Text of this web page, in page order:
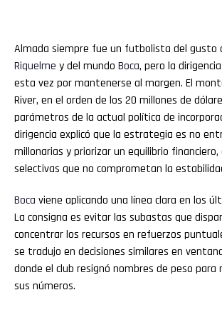
Almada siempre fue un futbolista del gusto
Riquelme y del mundo Boca, pero la
esta vez por mantenerse al margen. El
River, en el orden de los 20 millones de
parámetros de la actual política de
dirigencia explicó que la estrategia es no
millonarias y priorizar un equilibrio financiero,
selectivas que no comprometan la
Boca viene aplicando una línea clara en los
La consigna es evitar las subastas que
concentrar los recursos en refuerzos
se tradujo en decisiones similares en
donde el club resignó nombres de peso para
sus números.